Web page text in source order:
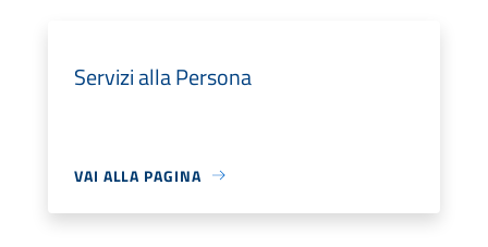
Servizi alla Persona
VAI ALLA PAGINA